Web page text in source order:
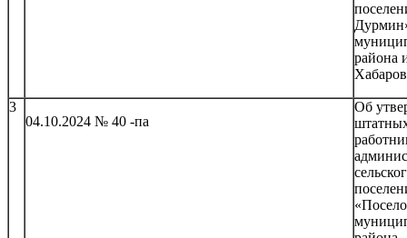
района
3
04.10.2024 № 40 -па
Об